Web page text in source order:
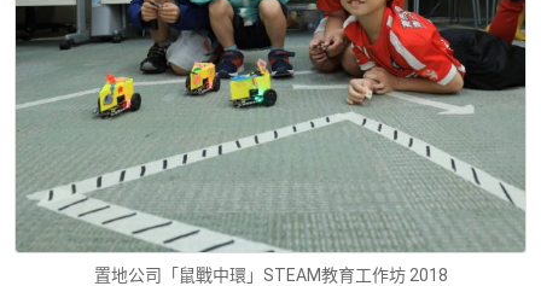
置地公司「鼠戰中環」STEAM教育工作坊 2018